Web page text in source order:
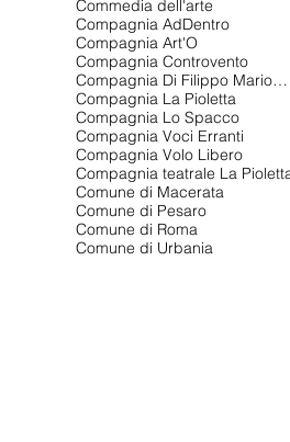
Commedia dell'arte
Compagnia AdDentro
Compagnia Art'O
Compagnia Controvento
Compagnia Di Filippo Marionette
Compagnia La Pioletta
Compagnia Lo Spacco
Compagnia Voci Erranti
Compagnia Volo Libero
Compagnia teatrale La
Comune di Macerata
Comune di Pesaro
Comune di Roma
Comune di Urbania